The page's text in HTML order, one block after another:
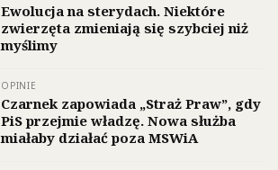
Ewolucja na sterydach. Niektóre
zwierzęta zmieniają się szybciej niż
myślimy
OPINIE
Czarnek zapowiada „Straż Praw”, gdy
PiS przejmie władzę. Nowa służba
miałaby działać poza MSWiA